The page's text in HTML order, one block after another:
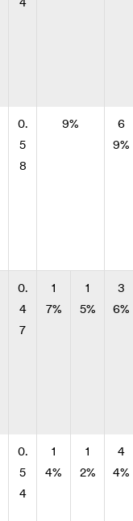
4
0.
5
8
9%
6
9%
0.
4
7
1
7%
1
5%
3
6%
0.
5
4
1
4%
1
2%
4
4%